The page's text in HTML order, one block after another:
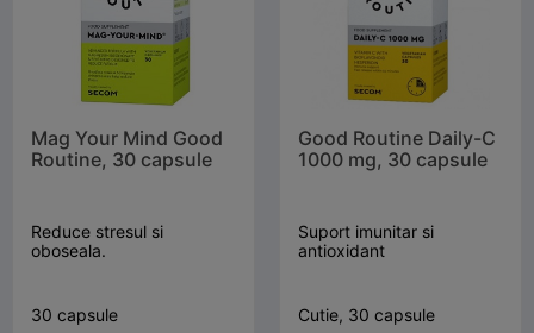
Mag Your Mind Good
Routine, 30 capsule
Reduce stresul si
oboseala.
30 capsule
Good Routine Daily-C
1000 mg, 30 capsule
Suport imunitar si
antioxidant
Cutie, 30 capsule